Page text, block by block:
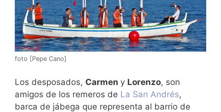
foto [Pepe Cano]
Los desposados, Carmen y Lorenzo, son
amigos de los remeros de La San Andrés,
barca de jábega que representa al barrio de